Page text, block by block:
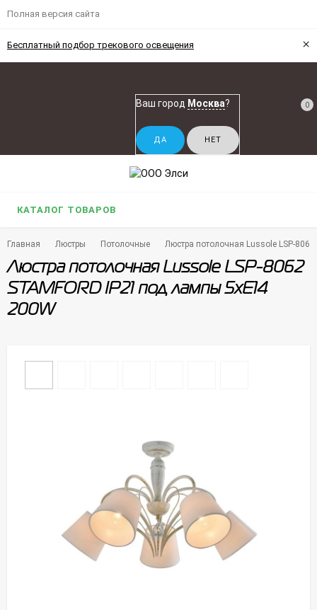
Полная версия сайта
Бесплатный подбор трекового освещения ×
Ваш город Москва? 0
КАТАЛОГ ТОВАРОВ
Главная Люстры Потолочные Люстра потолочная Lussole LSP-
Люстра потолочная Lussole LSP-8062
STAMFORD IP21 под лампы 5xE14
200W